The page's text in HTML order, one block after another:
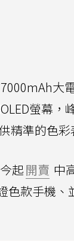
大
螢幕，
精準的色彩
起開賣 中
色款手機、